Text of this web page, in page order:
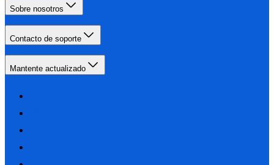
Sobre nosotros
Contacto de soporte
Mantente actualizado